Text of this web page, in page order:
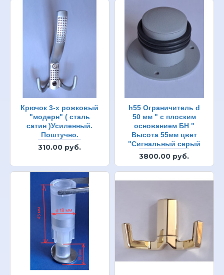
Крючок 3-х рожковый
"модерн" ( сталь
сатин )Усиленный.
Поштучно.
310.00 руб.
h55 Ограничитель d
50 мм " с плоским
основанием БН "
Высота 55мм цвет
"Сигнальный серый
3800.00 руб.